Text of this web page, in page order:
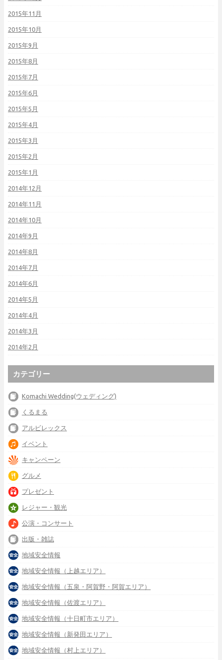
2015年11月
2015年10月
2015年9月
2015年8月
2015年7月
2015年6月
2015年5月
2015年4月
2015年3月
2015年2月
2015年1月
2014年12月
2014年11月
2014年10月
2014年9月
2014年8月
2014年7月
2014年6月
2014年5月
2014年4月
2014年3月
2014年2月
カテゴリー
Komachi Wedding(ウェディング)
くるまる
アルビレックス
イベント
キャンペーン
グルメ
プレゼント
レジャー・観光
公演・コンサート
出版・雑誌
地域安全情報
地域安全情報（上越エリア）
地域安全情報（五泉・阿賀野・阿賀エリア）
地域安全情報（佐渡エリア）
地域安全情報（十日町市エリア）
地域安全情報（新発田エリア）
地域安全情報（村上エリア）